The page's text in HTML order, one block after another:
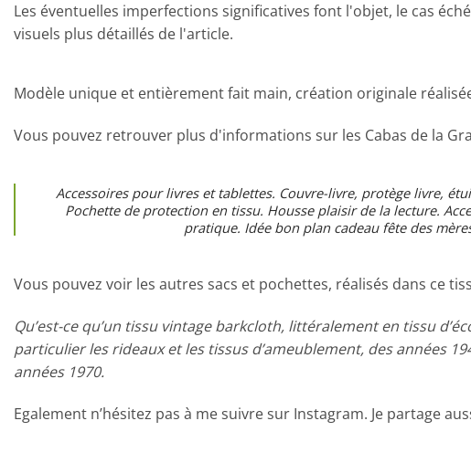
Les éventuelles imperfections significatives font l'objet, le cas
visuels plus détaillés de l'article.
Modèle unique et entièrement fait main, création originale
Vous pouvez retrouver plus d'informations sur les Cabas de la
Accessoires pour livres et tablettes. Couvre-livre, protège livre,
Pochette de protection en tissu. Housse plaisir de la lecture.
pratique. Idée bon plan cadeau fête des
Vous pouvez voir les autres sacs et pochettes, réalisés dans ce
Qu’est-ce qu’un tissu vintage barkcloth, littéralement en tissu
particulier les rideaux et les tissus d’ameublement, des années
années 1970.
Egalement n’hésitez pas à me suivre sur Instagram. Je partage